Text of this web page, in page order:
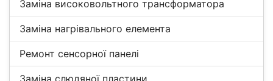
Заміна високовольтного трансформатора
Заміна нагрівального елемента
Ремонт сенсорної панелі
Заміна слюдяної пластини